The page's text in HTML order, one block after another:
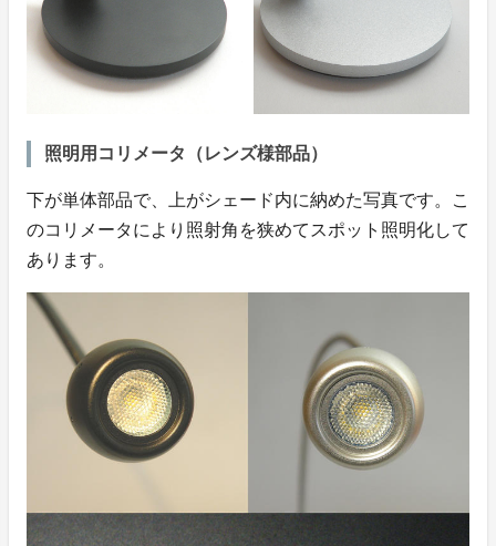
照明用コリメータ（レンズ様部品）
下が単体部品で、上がシェード内に納めた写真です。こ
のコリメータにより照射角を狭めてスポット照明化して
あります。